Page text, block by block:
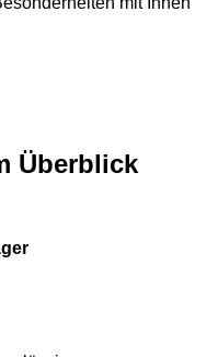
Überblick